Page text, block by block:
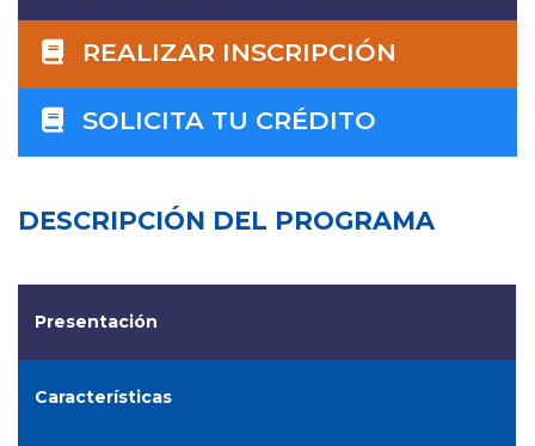
REALIZAR INSCRIPCIÓN
SOLICITA TU CRÉDITO
DESCRIPCIÓN DEL PROGRAMA
Presentación
Características